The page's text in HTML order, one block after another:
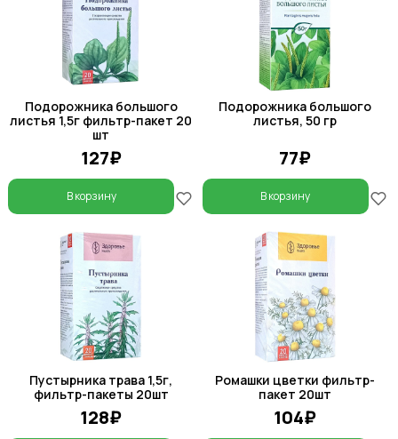
Подорожника большого
листья 1,5г фильтр-пакет 20
шт
127₽
В корзину
Подорожника большого
листья, 50 гр
77₽
В корзину
Пустырника трава 1,5г,
фильтр-пакеты 20шт
128₽
Ромашки цветки фильтр-
пакет 20шт
104₽